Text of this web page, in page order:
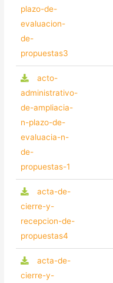
plazo-de-
evaluacion-
de-
propuestas3
acto-
administrativo-
de-ampliacia-
n-plazo-de-
evaluacia-n-
de-
propuestas-1
acta-de-
cierre-y-
recepcion-de-
propuestas4
acta-de-
cierre-y-